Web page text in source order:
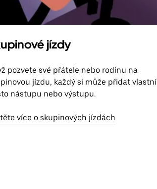
jízdy
pozvete své přátele nebo rodinu na
jízdu, každý si může přidat vlastní
nástupu nebo výstupu.
více o skupinových jízdách